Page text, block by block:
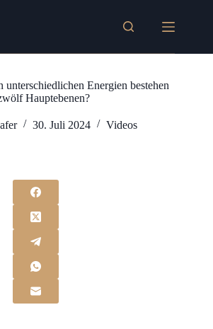
Energien bestehen
Hauptebenen?
30. Juli 2024 Videos